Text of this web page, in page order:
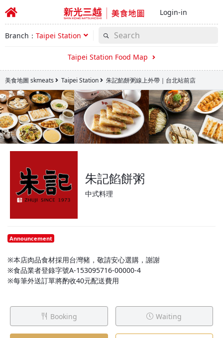
Login-in
Branch： Taipei Station
Taipei Station Food Map
美食地圖 skmeats Taipei Station 朱記餡餅粥線上外帶｜台北站前店
朱記餡餅粥
中式料理
Announcement
※本店肉品食材採用台灣豬，敬請安心選購，謝謝
※食品業者登錄字號A-153095716-00000-4
※每筆外送訂單將酌收40元配送費用
Booking Waiting